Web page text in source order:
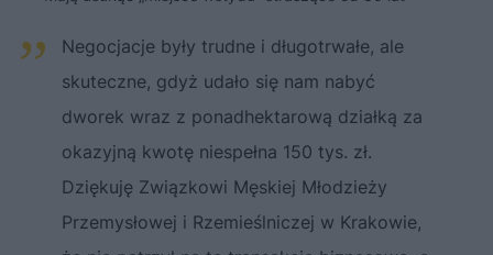
Negocjacje były trudne i długotrwałe, ale
skuteczne, gdyż udało się nam nabyć
dworek wraz z ponadhektarową działką za
okazyjną kwotę niespełna 150 tys. zł.
Dziękuję Związkowi Męskiej Młodzieży
Przemysłowej i Rzemieślniczej w Krakowie,